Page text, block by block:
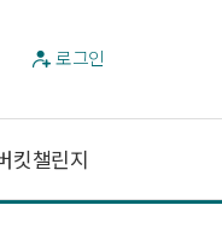
로그인
킷챌린지